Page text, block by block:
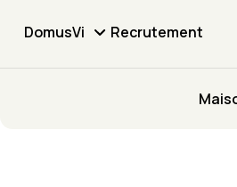
DomusVi Recrutement